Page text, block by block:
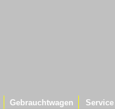
Gebrauchtwagen Service